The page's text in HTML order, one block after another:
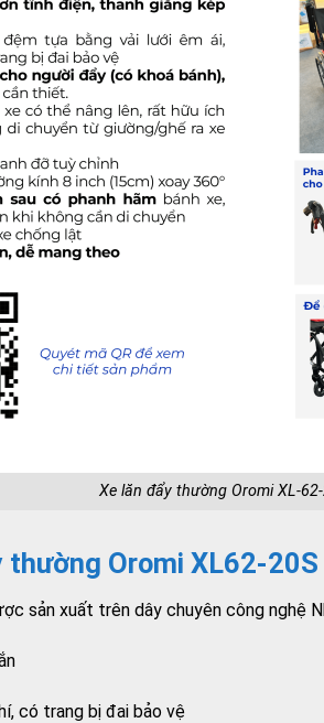
Xe lăn đẩy thường Oromi XL-
Oromi XL62-20S
sản xuất trên dây chuyên công nghệ
có trang bị đai bảo vệ